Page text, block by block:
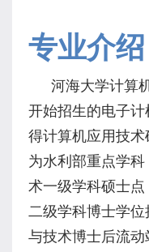
专业介绍
河海大学计算
开始招生的电子计
得计算机应用技
为水利部重点学科
术一级学科硕士点
二级学科博士学位
与技术博士后流动